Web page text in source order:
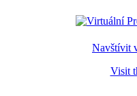
Navštívit
Visit